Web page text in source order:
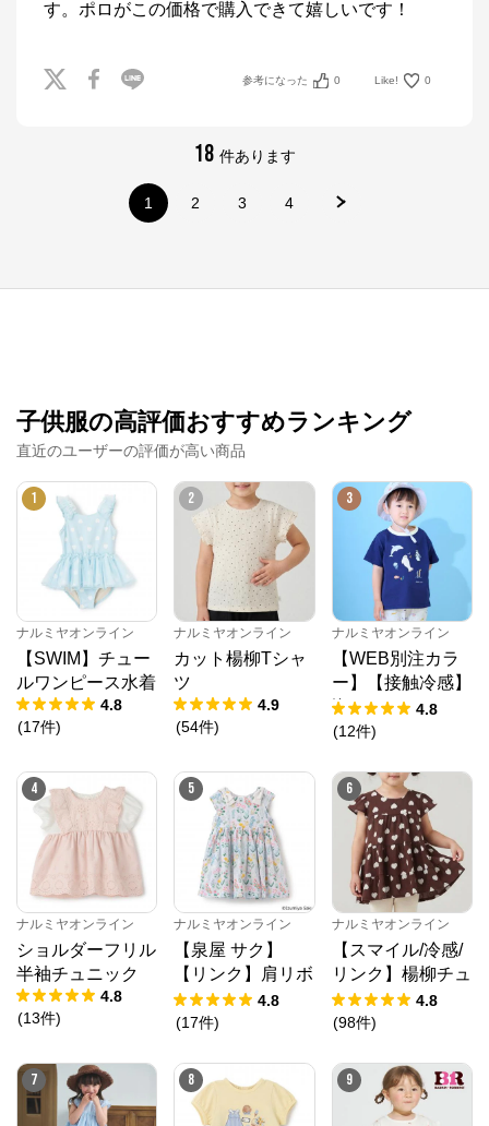
す。ポロがこの価格で購入できて嬉しいです！
参考になった 0 Like! 0
18 件あります
1 2 3 4
子供服の高評価おすすめランキング
直近のユーザーの評価が高い商品
1
ナルミヤオンライン
【SWIM】チュー
ルワンピース水着
4.8
(17件)
2
ナルミヤオンライン
カット楊柳Tシャ
ツ
4.9
(54件)
3
ナルミヤオンライン
【WEB別注カラ
ー】【接触冷感】
海のいきものアッ
プリケ半袖Tシャ
4.8
(12件)
4
ナルミヤオンライン
ショルダーフリル
半袖チュニック
4.8
(13件)
5
ナルミヤオンライン
【泉屋 サク】
【リンク】肩リボ
ンフラワーキャッ
トワンピース
4.8
(17件)
6
ナルミヤオンライン
【スマイル/冷感/
リンク】楊柳チュ
ニック
4.8
(98件)
7 8 9
公式ECサイト
※外部サイトが開きます
ナルミヤオンラインからのコメント
ナルミヤオンライン公式通販ショップ。人気子供服メ
ゾピアノ、プティマイン、ラブトキシック、アナスイ
ミニ等、全ブランド、全商品をご覧いただけます。